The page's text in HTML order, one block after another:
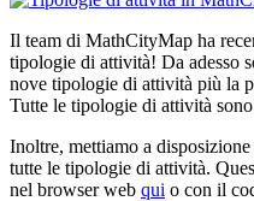
Il team di MathCityMap ha
tipologie di attività! Da adesso
nove tipologie di attività più la
Tutte le tipologie di attività
Inoltre, mettiamo a
tutte le tipologie di attività.
nel browser web qui o con il